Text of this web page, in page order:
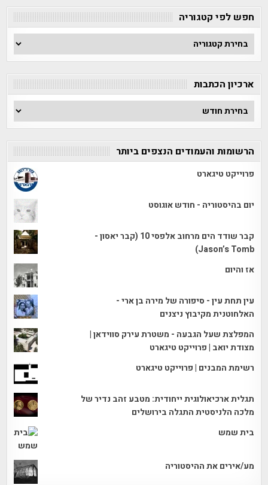
חפש לפי קטגוריה
חפש
לפי
ארכיון הכתבות
ארכיון
הכתבות
הרשומות והעמודים הנצפים ביותר
פרוייקט טיגארט
יום בהיסטוריה - חודש אוגוסט
קבר שודד הים מרחוב אלפסי 10 (קבר יאסון -
Jason’s Tomb)
אז והיום
עין תחת עין - סיפורה של מירה בן ארי -
האלחוטנית מקיבוץ ניצנים
המפלצת שעל הגבעה - משטרת עירק סווידאן |
מצודת יואב | פרוייקט טיגארט
רשימת המבנים | פרוייקט טיגארט
תגלית ארכיאולוגית ייחודית: מטבע זהב נדיר של
מלכה הלניסטית התגלה בירושלים
בית שמש
מע/אירים את ההיסטוריה